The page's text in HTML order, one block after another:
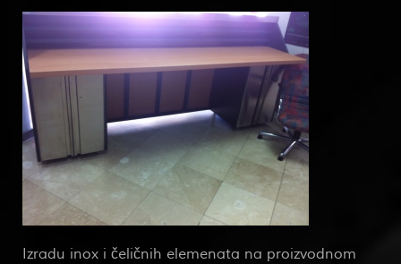
Izradu inox i čeličnih elemenata na proizvodnom